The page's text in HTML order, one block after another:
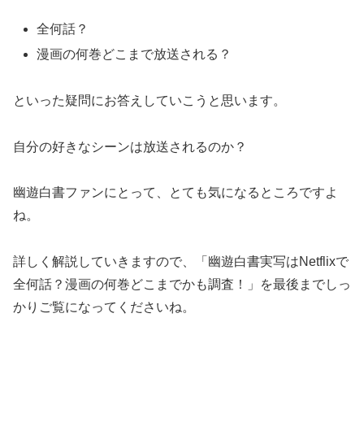
全何話？
漫画の何巻どこまで放送される？
といった疑問にお答えしていこうと思います。
自分の好きなシーンは放送されるのか？
幽遊白書ファンにとって、とても気になるところですよ
ね。
詳しく解説していきますので、「幽遊白書実写はNetflixで
全何話？漫画の何巻どこまでかも調査！」を最後までしっ
かりご覧になってくださいね。